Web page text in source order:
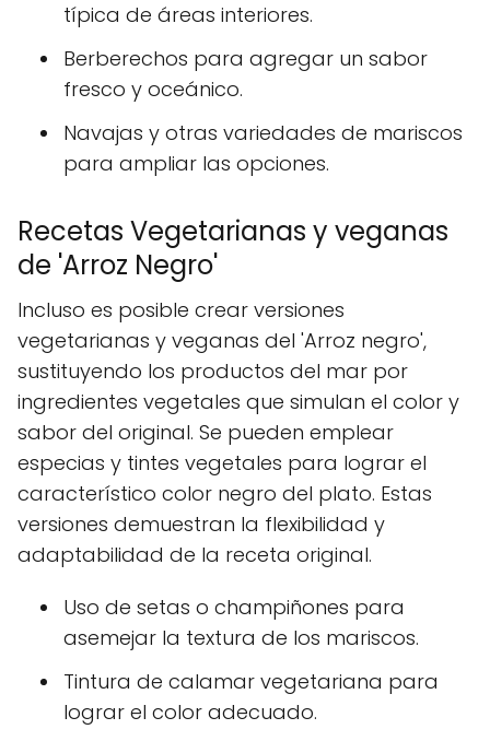
típica de áreas interiores.
Berberechos para agregar un sabor
fresco y oceánico.
Navajas y otras variedades de mariscos
para ampliar las opciones.
Recetas Vegetarianas y veganas
de 'Arroz Negro'
Incluso es posible crear versiones
vegetarianas y veganas del 'Arroz negro',
sustituyendo los productos del mar por
ingredientes vegetales que simulan el color y
sabor del original. Se pueden emplear
especias y tintes vegetales para lograr el
característico color negro del plato. Estas
versiones demuestran la flexibilidad y
adaptabilidad de la receta original.
Uso de setas o champiñones para
asemejar la textura de los mariscos.
Tintura de calamar vegetariana para
lograr el color adecuado.